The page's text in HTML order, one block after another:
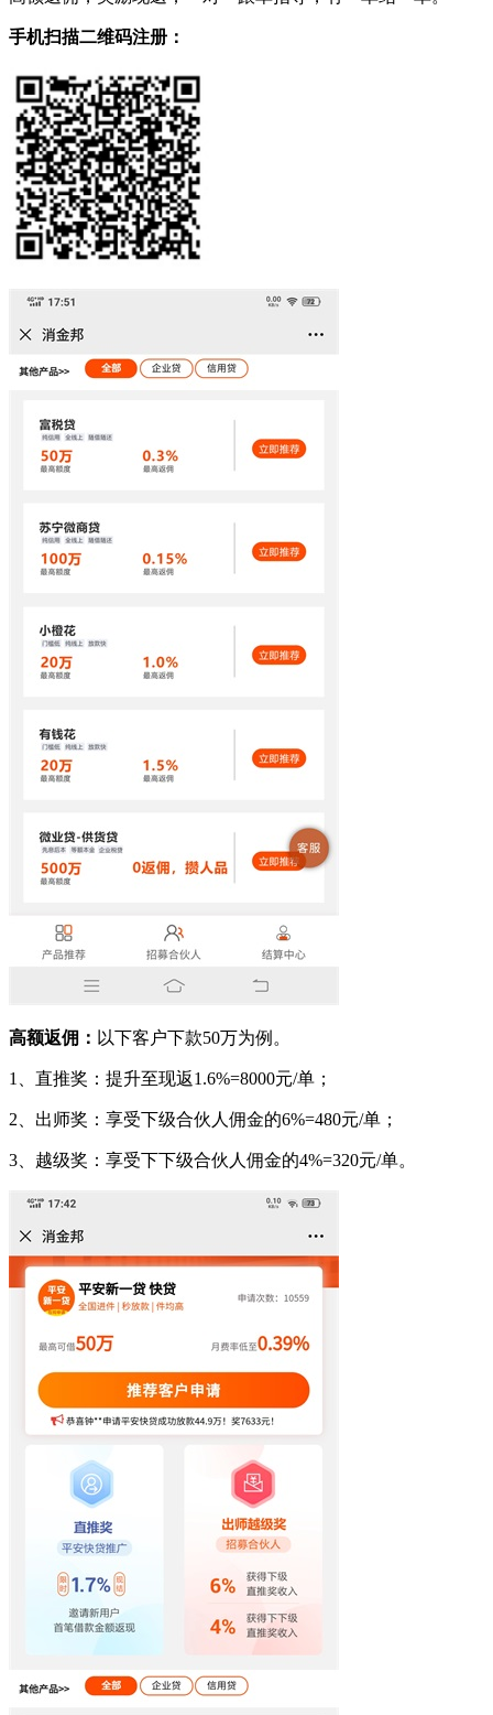
手机扫描二维码注册：
高额返佣： 以下客户下款50万为例。
1、直推奖：提升至现返1.6%=8000元/单；
2、出师奖：享受下级合伙人佣金的6%=480元/单；
3、越级奖：享受下下级合伙人佣金的4%=320元/单。